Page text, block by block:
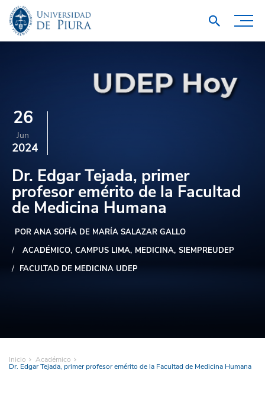
26
Jun
2024
Dr. Edgar Tejada, primer
profesor emérito de la Facultad
de Medicina Humana
POR ANA SOFÍA DE MARÍA SALAZAR GALLO
ACADÉMICO CAMPUS LIMA MEDICINA SIEMPREUDEP
FACULTAD DE MEDICINA UDEP
Inicio Académico
Dr. Edgar Tejada, primer profesor emérito de la Facultad de Medicina Humana